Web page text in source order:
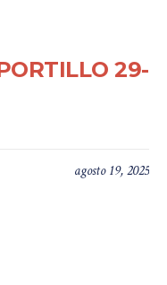
29-
agosto 19, 2025